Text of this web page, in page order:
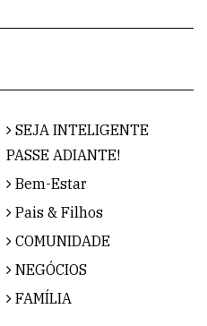
SEJA INTELIGENTE
PASSE ADIANTE!
Bem-Estar
Pais & Filhos
COMUNIDADE
NEGÓCIOS
FAMÍLIA